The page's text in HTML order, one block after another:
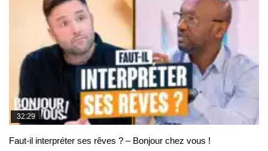
32:29
Faut-il interpréter ses rêves ? – Bonjour chez vous !